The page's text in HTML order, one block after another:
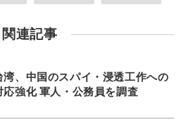
関連記事
湾、中国のスパイ・浸透工作への
応強化 軍人・公務員を調査